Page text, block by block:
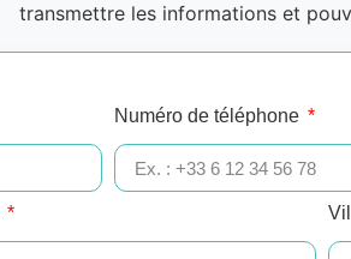
transmettre les informations et
Numéro de téléphone